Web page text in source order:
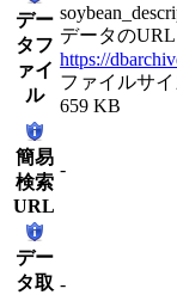
デー
タフ
ァイ
ル
データのURL
https://
ファイルサイ
659 KB
簡易
検索
URL
-
デー
タ取 -